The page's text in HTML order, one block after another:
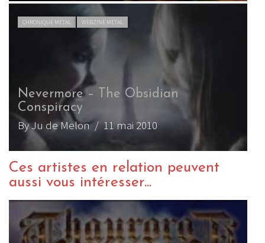
CHRONIQUE METAL WEBZINE METAL
Nevermore – The Obsidian
Conspiracy
By Ju de Melon/ 11 mai 2010
Ces artistes en relation peuvent
aussi vous intéresser...